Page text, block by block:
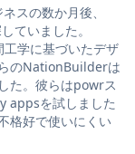
スの数か月後、
ていました。
学に基づいたデザ
のNationBuilderは
た。彼らはpowrス
appsを試しました
格好で使いにくい